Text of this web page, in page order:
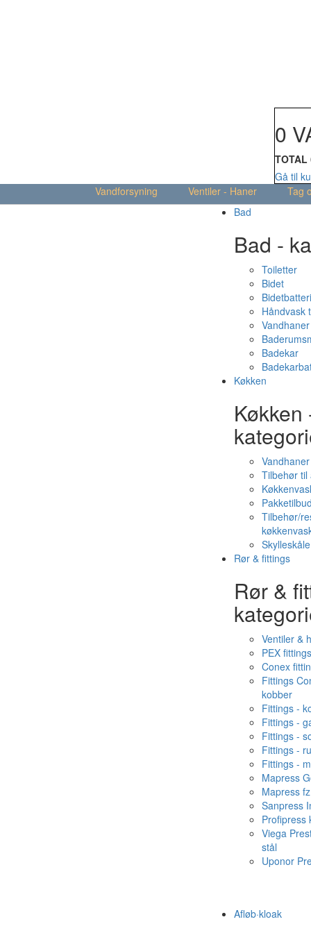
0
TOTAL
Gå til
Vandforsyning
Ventiler - Haner Tag
Bad
Bad -
Toiletter
Bidet
Håndvask
Badekar
Køkken
Køkken
Vandhaner
Tilbehør
Tilbehør/
Rør & fittings
Rør &
Ventiler &
PEX fittings
Conex
Fittings
kobber
Fittings -
Fittings -
Fittings -
Fittings -
Fittings -
Mapress
Mapress fz
Sanpress
Profipress
Viega
stål
Uponor
Afløb·kloak